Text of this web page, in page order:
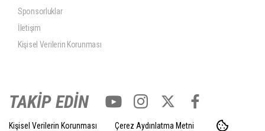
Sponsorluklar
İletişim
Kişisel Verilerin Korunması
TAKİP EDİN
Kişisel Verilerin Korunması Çerez Aydınlatma Metni